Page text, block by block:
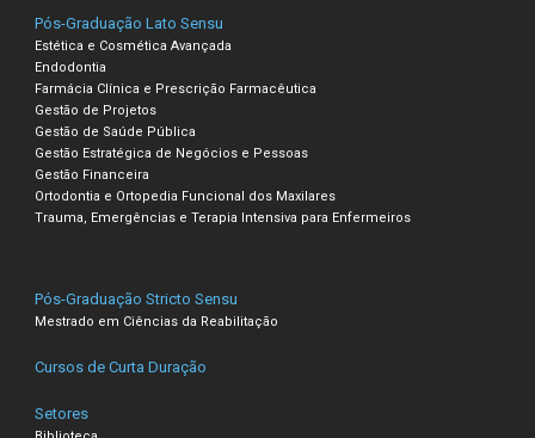
Pós-Graduação Lato Sensu
Estética e Cosmética Avançada
Endodontia
Farmácia Clínica e Prescrição Farmacêutica
Gestão de Projetos
Gestão de Saúde Pública
Gestão Estratégica de Negócios e Pessoas
Gestão Financeira
Ortodontia e Ortopedia Funcional dos Maxilares
Trauma, Emergências e Terapia Intensiva para Enfermeiros
Pós-Graduação Stricto Sensu
Mestrado em Ciências da Reabilitação
Cursos de Curta Duração
Setores